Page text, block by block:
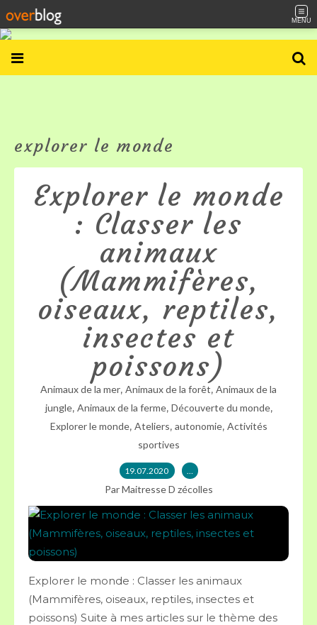
MENU
explorer le monde
Explorer le monde
: Classer les
animaux
(Mammifères,
oiseaux, reptiles,
insectes et
poissons)
Animaux de la mer, Animaux de la forêt, Animaux de la
jungle, Animaux de la ferme, Découverte du monde,
Explorer le monde, Ateliers, autonomie, Activités
sportives
19.07.2020 …
Par Maitresse D zécolles
Explorer le monde : Classer les animaux
(Mammifères, oiseaux, reptiles, insectes et
poissons) Suite à mes articles sur le thème des